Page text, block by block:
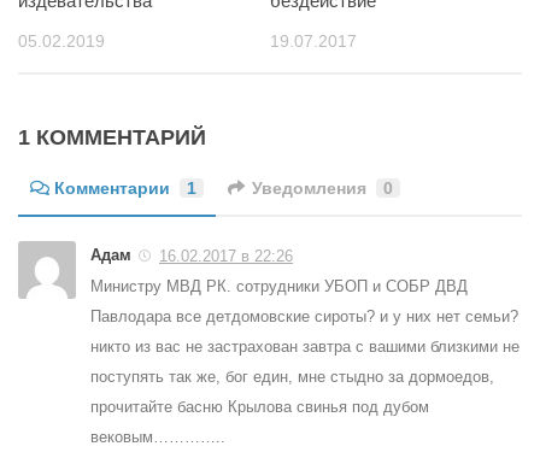
05.02.2019 19.07.2017
1 КОММЕНТАРИЙ
Комментарии 1 Уведомления 0
Адам
16.02.2017 в 22:26
Министру МВД РК. сотрудники УБОП и СОБР ДВД
Павлодара все детдомовские сироты? и у них нет семьи?
никто из вас не застрахован завтра с вашими близкими не
поступять так же, бог един, мне стыдно за дормоедов,
прочитайте басню Крылова свинья под дубом
вековым…………..